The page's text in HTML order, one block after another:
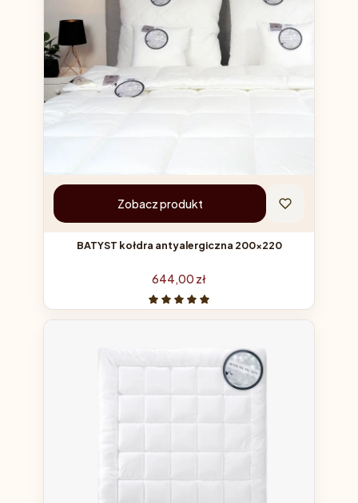
Zobacz produkt
BATYST kołdra antyalergiczna 200x220
Cena
644,00 zł